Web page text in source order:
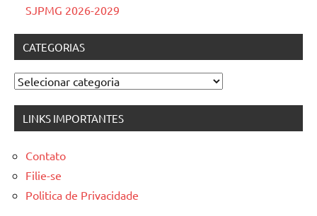
SJPMG 2026-2029
CATEGORIAS
Categorias
LINKS IMPORTANTES
Contato
Filie-se
Politica de Privacidade